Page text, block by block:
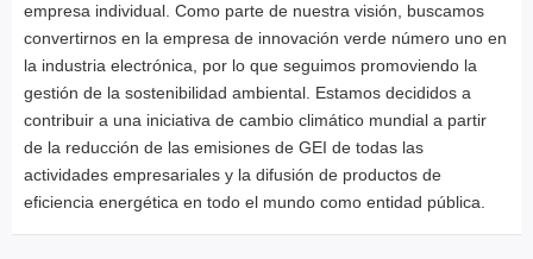
empresa individual. Como parte de nuestra visión, buscamos
convertirnos en la empresa de innovación verde número uno en
la industria electrónica, por lo que seguimos promoviendo la
gestión de la sostenibilidad ambiental. Estamos decididos a
contribuir a una iniciativa de cambio climático mundial a partir
de la reducción de las emisiones de GEI de todas las
actividades empresariales y la difusión de productos de
eficiencia energética en todo el mundo como entidad pública.